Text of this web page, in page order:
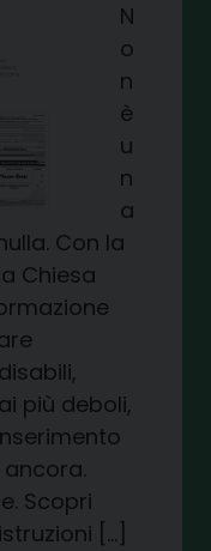
N
o
n
è
u
n
a
Con la
Chiesa
più deboli,
Scopri
[…]